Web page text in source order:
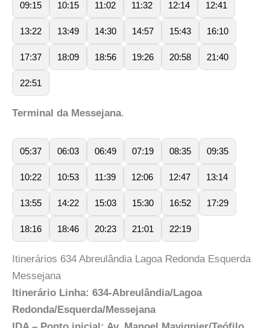
09:15 10:15 11:02 11:32 12:14 12:41
13:22 13:49 14:30 14:57 15:43 16:10
17:37 18:09 18:56 19:26 20:58 21:40
22:51
Terminal da Messejana.
05:37 06:03 06:49 07:19 08:35 09:35
10:22 10:53 11:39 12:06 12:47 13:14
13:55 14:22 15:03 15:30 16:52 17:29
18:16 18:46 20:23 21:01 22:19
Itinerários 634 Abreulândia Lagoa Redonda Esquerda
Messejana
Itinerário Linha: 634-Abreulândia/Lagoa
Redonda/Esquerda/Messejana